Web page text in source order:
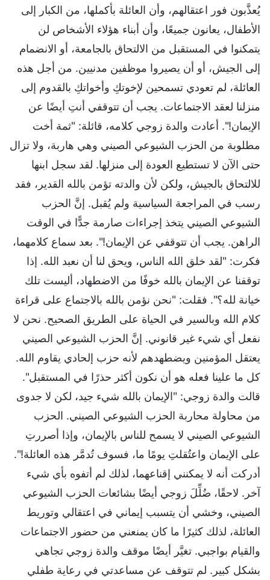
يُعذَّبون فور اعتقالهم، وأن العائلة بأكملها، من الكبار إلى
الأطفال، يعانون جميعًا، وأن أبناء هؤلاء الأشخاص لن
يتمكنوا في المستقبل من الالتحاق بالجامعة، أو الانضمام
إلى الجيش، أو أن يصيروا موظفين مدنيين. من أجل هذه
العائلة، لم تعودي تسمحين لإخوتكِ وأخواتكِ بالقدوم إلى
منزلنا لعقد الاجتماعات. يجب أن تتوقفي أنتِ أيضًا عن
الإيمان!". أعادت والدة زوجي كلامه، قائلة: "ثمة أخت
مطلوبة من الحزب الشيوعي الصيني وهي هاربة، ولا تزال
حتى الآن لا تستطيع العودة إلى منزلها. لقد سجل ابنها
للالتحاق بالجيش، ولكن لأن والدته تؤمن بالله القدير، فقد
رسب في المراجعة السياسية ولم يُقبل. إنَّ الحزب
الشيوعي الصيني يتخذ إجراءات صارمة جدًّا في الوقت
الراهن. يجب أن تتوقفي عن الإيمان!". بعد سماع كلامهما،
فكرت: "لقد خلق الله الناس، ويحق لنا أن نعبد الله. إذا
توقفنا عن الإيمان بالله خوفًا من الاضطهاد، أليست تلك
خيانة لله؟". فقلت: "نحن نؤمن بالله بالاجتماع على قراءة
كلام الله وبالسير في الحياة على الطريق الصحيح. نحن لا
نفعل أي شيء غير قانوني. إنَّ الحزب الشيوعي الصيني
يعتقل المؤمنين ويضطهدهم لأنه حزب إلحادي يقاوم الله.
كل ما علينا فعله هو أن نكون أكثر حذرًا في المستقبل".
قالت والدة زوجي: "الإيمان بالله شيء جيد، لكن لا جدوى
من محاولة محاربة الحزب الشيوعي الصيني. الحزب
الشيوعي الصيني لا يسمح للناس بالإيمان، وإذا أصررتِ
على الإيمان واعتُقلتِ يومًا ما، فسوف تُدمَّر هذه العائلة!".
أدركت أنه لا يمكنني إقناعهما، لذلك لم أتفوه بأي شيء
آخر. لاحقًا، ضُلِّلَ زوجي أيضًا بشائعات الحزب الشيوعي
الصيني، وخشي أن يتسبب إيماني في اعتقالي وتوريط
العائلة، لذلك كثيرًا ما كان يمنعني من حضور الاجتماعات
والقيام بواجبي. تغيَّر أيضًا موقف والدة زوجي تجاهي
بشكل كبير. لم تتوقف‏ عن مساعدتي في رعاية طفلي